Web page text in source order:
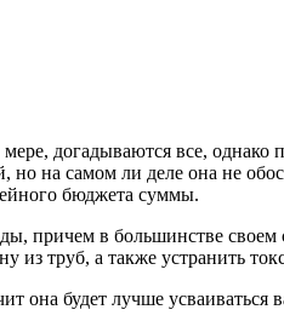
догадываются все,
на самом ли деле она не
бюджета суммы.
причем в большинстве своем
из труб, а также устранить
она будет лучше усваиваться